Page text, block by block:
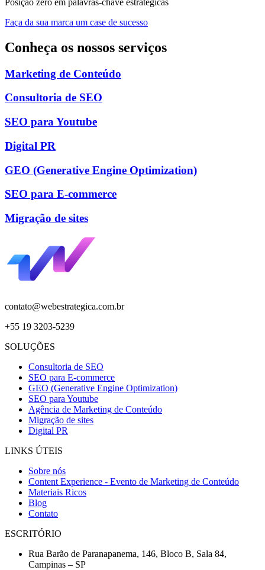
Faça da sua marca um case de sucesso
Conheça os nossos serviços
Marketing de Conteúdo
Consultoria de SEO
SEO para Youtube
Digital PR
GEO (Generative Engine Optimization)
SEO para E-commerce
Migração de sites
contato@webestrategica.com.br
+55 19 3203-5239
SOLUÇÕES
Consultoria de SEO
SEO para E-commerce
GEO (Generative Engine Optimization)
SEO para Youtube
Agência de Marketing de Conteúdo
Migração de sites
Digital PR
LINKS ÚTEIS
Sobre nós
Content Experience - Evento de Marketing de Conteúdo
Materiais Ricos
Blog
Contato
ESCRITÓRIO
Rua Barão de Paranapanema, 146, Bloco B, Sala 84,
Campinas – SP